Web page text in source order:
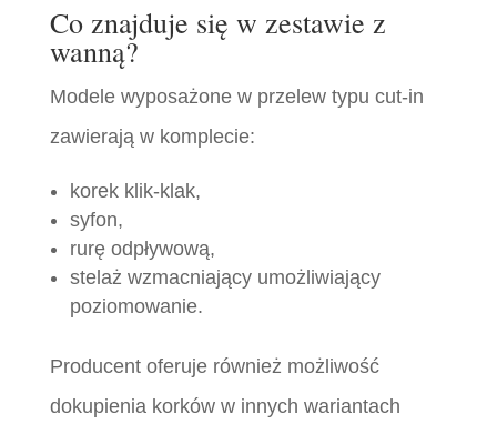
Co znajduje się w zestawie z
wanną?
Modele wyposażone w przelew typu cut-in
zawierają w komplecie:
korek klik-klak,
syfon,
rurę odpływową,
stelaż wzmacniający umożliwiający
poziomowanie.
Producent oferuje również możliwość
dokupienia korków w innych wariantach